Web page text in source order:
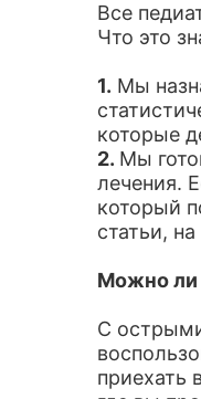
Все
Что это
1. Мы
которые
2. Мы
лечения.
который
статьи,
Можно ли
С
приехать